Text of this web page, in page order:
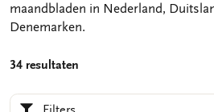
maandbladen in Nederland,
Denemarken.
34 resultaten